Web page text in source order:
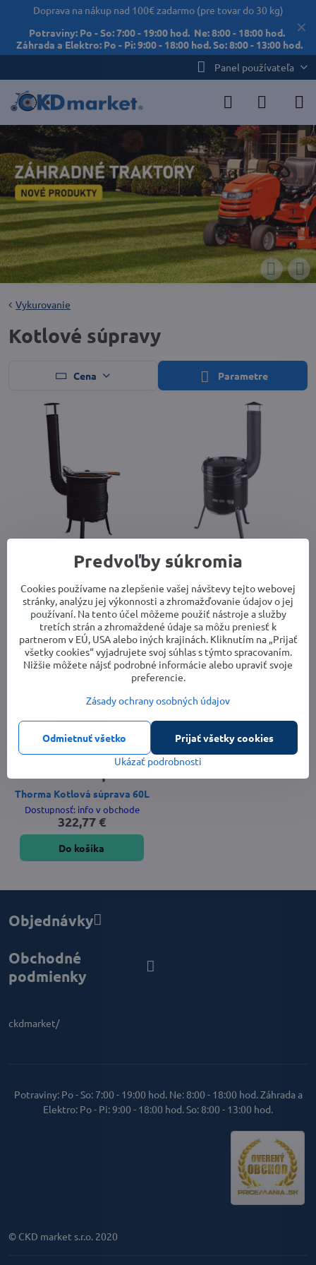
✕
Doprava na nákup nad 100€ zadarmo (pre tovar do 30 kg)
Potraviny: Po - So: 7:00 - 19:00 hod. Ne: 8:00 - 18:00 hod.
Záhrada a Elektro: Po - Pi: 9:00 - 18:00 hod. So: 8:00 - 13:00 hod.
Panel používateľa
Vykurovanie
Kotlové súpravy
Cena Parametre
Kotlová súprava 14L
184,40 €
Do košíka
Thorma Kotlová súprava 15L
199,77 €
Do košíka
Thorma Kotlová súprava 60L
Dostupnosť: info v obchode
322,77 €
Do košíka
Objednávky
Obchodné
podmienky
ckdmarket/
Potraviny: Po - So: 7:00 - 19:00 hod. Ne: 8:00 - 18:00 hod. Záhrada a
Elektro: Po - Pi: 9:00 - 18:00 hod. So: 8:00 - 13:00 hod.
© CKD market s.r.o. 2020
Predvoľby súkromia
Cookies používame na zlepšenie vašej návštevy tejto webovej
stránky, analýzu jej výkonnosti a zhromažďovanie údajov o jej
používaní. Na tento účel môžeme použiť nástroje a služby
tretích strán a zhromaždené údaje sa môžu preniesť k
partnerom v EÚ, USA alebo iných krajinách. Kliknutím na „Prijať
všetky cookies“ vyjadrujete svoj súhlas s týmto spracovaním.
Nižšie môžete nájsť podrobné informácie alebo upraviť svoje
preferencie.
Zásady ochrany osobných údajov
Ukázať podrobnosti
Prijať všetky cookies
Odmietnuť všetko